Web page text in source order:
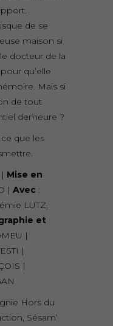
de se
maison si
docteur de la
qu’elle
Mais si
de tout
demeure ?
que les
Mise en
| Avec :
LUTZ,
et
|
|
|
Hors du
Sésam’